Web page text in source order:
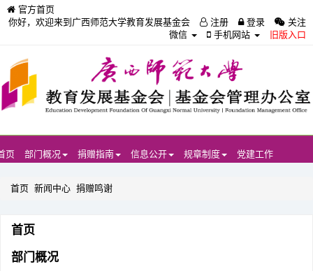
官方首页
你好，欢迎来到广西师范大学教育发展基金会
注册 登录
关注
微信
手机网站 旧版入口
页 部门概况 捐赠指南 信息公开 规章制度 党建工作
首页 新闻中心 捐赠鸣谢
首页
部门概况